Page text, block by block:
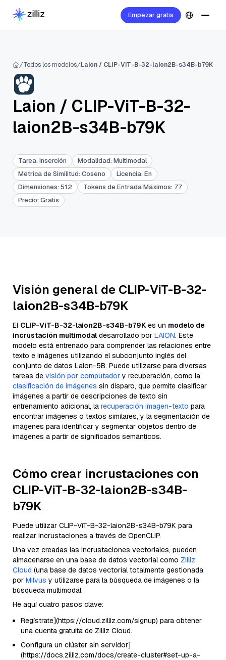
Empezar gratis
Todos los modelos Laion / CLIP-ViT-B-32-laion2B-s34B-b79K
Laion / CLIP-ViT-B-32-
laion2B-s34B-b79K
Tarea: Inserción Modalidad: Multimodal
Métrica de Similitud: Coseno Licencia: En
Dimensiones: 512 Tokens de Entrada Máximos: 77
Precio: Gratis
Visión general de CLIP-ViT-B-32-
laion2B-s34B-b79K
El CLIP-ViT-B-32-laion2B-s34B-b79K es un modelo de
incrustación multimodal desarrollado por LAION. Este
modelo está entrenado para comprender las relaciones entre
texto e imágenes utilizando el subconjunto inglés del
conjunto de datos Laion-5B. Puede utilizarse para diversas
tareas de visión por computador y recuperación, como la
clasificación de imágenes sin disparo, que permite clasificar
imágenes a partir de descripciones de texto sin
entrenamiento adicional, la recuperación imagen-texto para
encontrar imágenes o textos similares, y la segmentación de
imágenes para identificar y segmentar objetos dentro de
imágenes a partir de significados semánticos.
Cómo crear incrustaciones con
CLIP-ViT-B-32-laion2B-s34B-
b79K
Puede utilizar CLIP-ViT-B-32-laion2B-s34B-b79K para
realizar incrustaciones a través de OpenCLIP.
Una vez creadas las incrustaciones vectoriales, pueden
almacenarse en una base de datos vectorial como Zilliz
Cloud (una base de datos vectorial totalmente gestionada
por Milvus y utilizarse para la búsqueda de imágenes o la
búsqueda multimodal.
He aquí cuatro pasos clave:
Regístrate](https://cloud.zilliz.com/signup) para obtener
una cuenta gratuita de Zilliz Cloud.
Configura un clúster sin servidor]
(https://docs.zilliz.com/docs/create-cluster#set-up-a-